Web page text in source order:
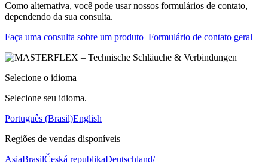
Como alternativa, você pode usar nossos formulários de contato,
dependendo da sua consulta.
Faça uma consulta sobre um produto Formulário de contato geral
Selecione o idioma
Selecione seu idioma.
Português (Brasil)English
Regiões de vendas disponíveis
AsiaBrasilČeská republikaDeutschland/